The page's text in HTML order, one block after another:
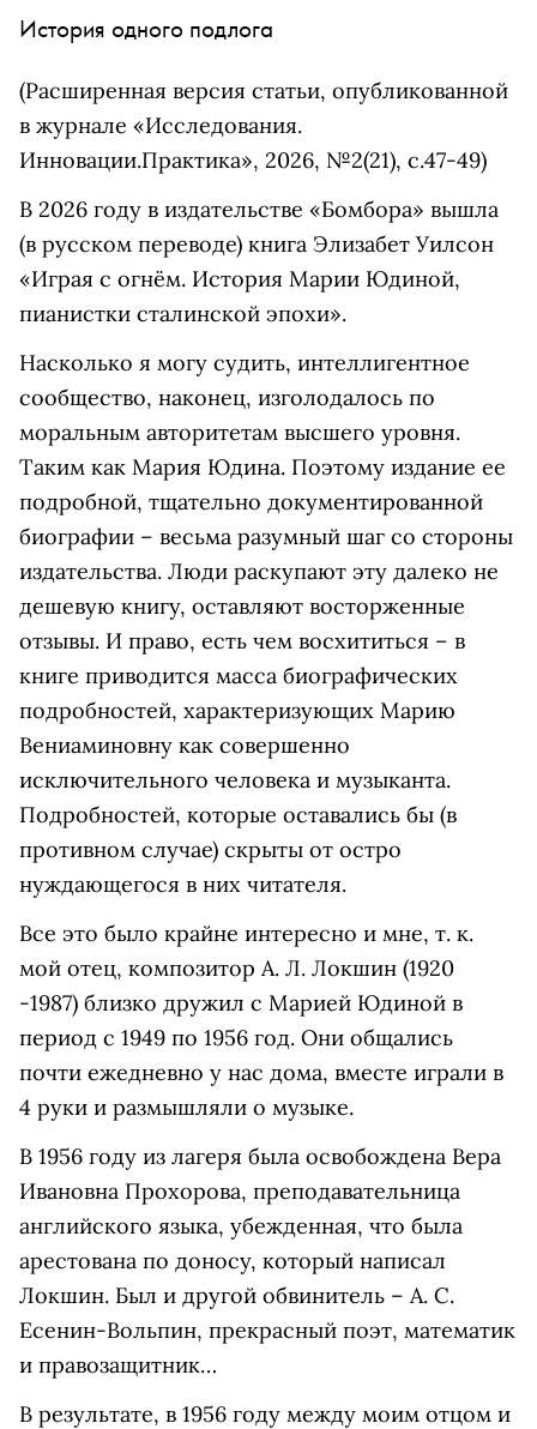
История одного подлога
(Расширенная версия статьи, опубликованной
в журнале «Исследования.
Инновации.Практика», 2026, №2(21), с.47-49)
В 2026 году в издательстве «Бомбора» вышла
(в русском переводе) книга Элизабет Уилсон
«Играя с огнём. История Марии Юдиной,
пианистки сталинской эпохи».
Насколько я могу судить, интеллигентное
сообщество, наконец, изголодалось по
моральным авторитетам высшего уровня.
Таким как Мария Юдина. Поэтому издание ее
подробной, тщательно документированной
биографии – весьма разумный шаг со стороны
издательства. Люди раскупают эту далеко не
дешевую книгу, оставляют восторженные
отзывы. И право, есть чем восхититься – в
книге приводится масса биографических
подробностей, характеризующих Марию
Вениаминовну как совершенно
исключительного человека и музыканта.
Подробностей, которые оставались бы (в
противном случае) скрыты от остро
нуждающегося в них читателя.
Все это было крайне интересно и мне, т. к.
мой отец, композитор А. Л. Локшин (1920
-1987) близко дружил с Марией Юдиной в
период с 1949 по 1956 год. Они общались
почти ежедневно у нас дома, вместе играли в
4 руки и размышляли о музыке.
В 1956 году из лагеря была освобождена Вера
Ивановна Прохорова, преподавательница
английского языка, убежденная, что была
арестована по доносу, который написал
Локшин. Был и другой обвинитель – А. С.
Есенин-Вольпин, прекрасный поэт, математик
и правозащитник…
В результате, в 1956 году между моим отцом и